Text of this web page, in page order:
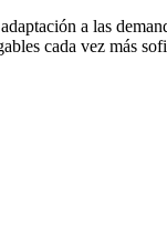
a las
cada vez más